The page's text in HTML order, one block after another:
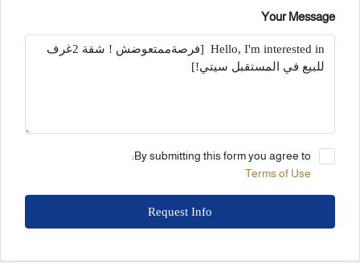
Your Message
By submitting this form you agree to:
Terms of Use
Request Info